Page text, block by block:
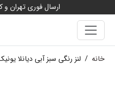
ارسال فوری تهران و
خانه / لنز رنگی سبز آبی دیانلا